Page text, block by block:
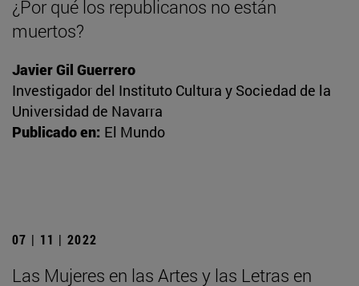
¿Por qué los republicanos no están
muertos?
Javier Gil Guerrero
Investigador del Instituto Cultura y Sociedad de la
Universidad de Navarra
Publicado en: El Mundo
07 | 11 | 2022
Las Mujeres en las Artes y las Letras en